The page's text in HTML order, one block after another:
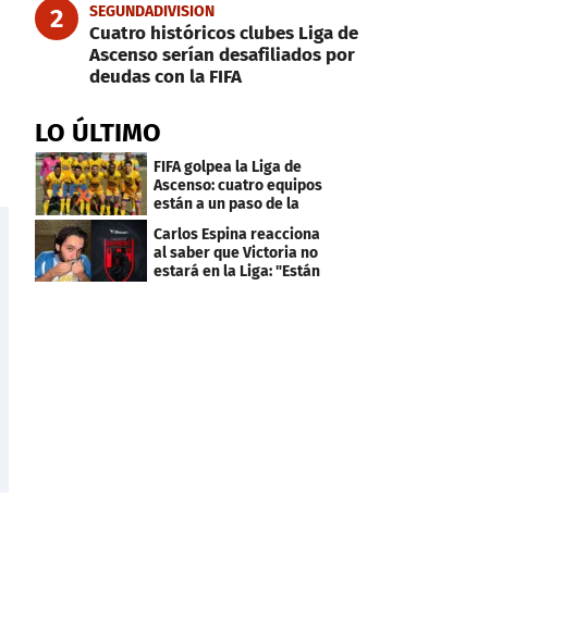
2 SEGUNDADIVISION
Cuatro históricos clubes Liga de
Ascenso serían desafiliados por
deudas con la FIFA
LO ÚLTIMO
FIFA golpea la Liga de
Ascenso: cuatro equipos
están a un paso de la
desafiliación
Carlos Espina reacciona
al saber que Victoria no
estará en la Liga: "Están